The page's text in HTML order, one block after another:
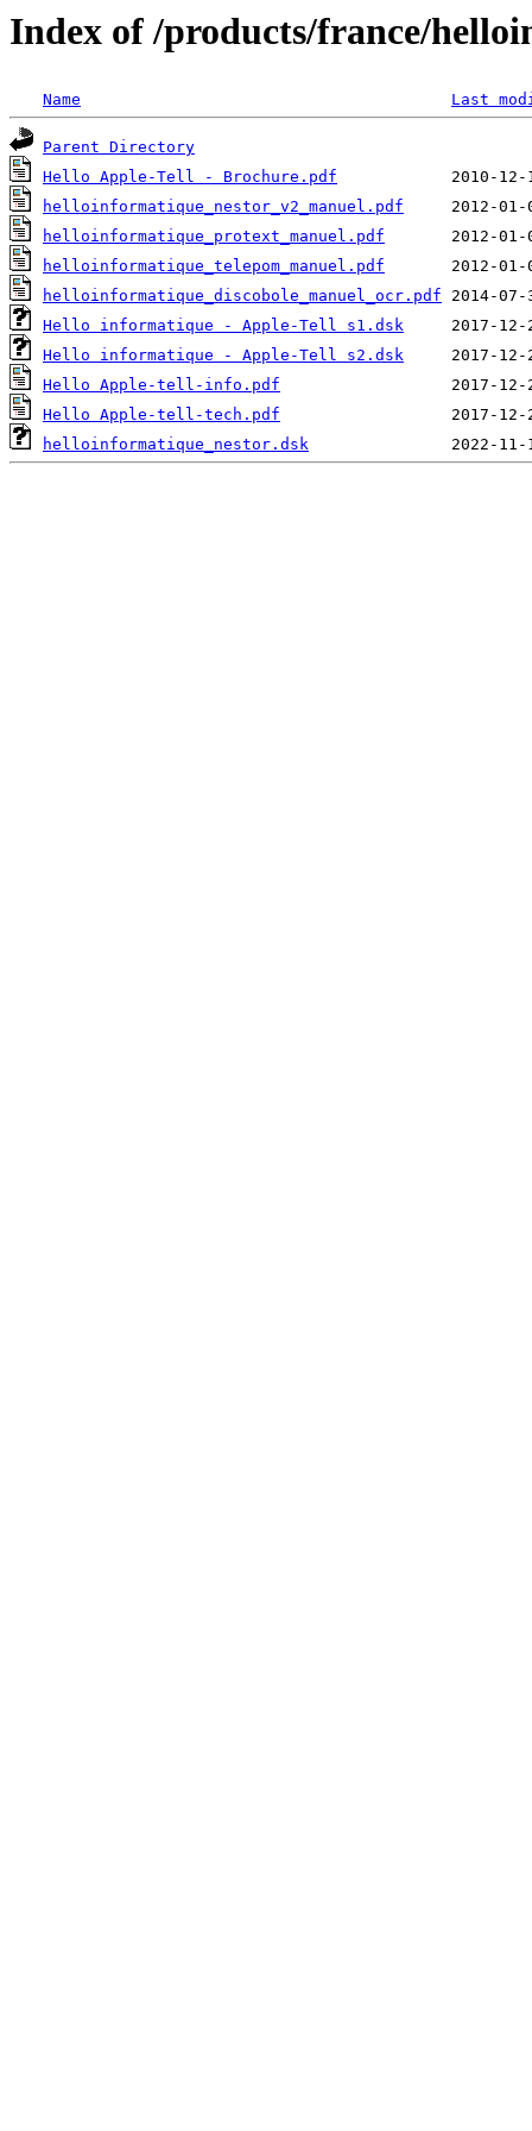
Index of /products/france/
Name Last
Parent Directory
Hello Apple-Tell - Brochure.pdf
helloinformatique_nestor_v2_manuel.pdf
helloinformatique_protext_manuel.pdf
helloinformatique_telepom_manuel.pdf
helloinformatique_discobole_manuel_ocr.pdf
Hello informatique - Apple-Tell s1.dsk
Hello informatique - Apple-Tell s2.dsk
Hello Apple-tell-info.pdf
Hello Apple-tell-tech.pdf
helloinformatique_nestor.dsk